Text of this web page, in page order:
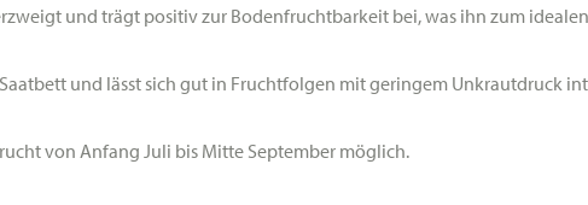
und trägt positiv zur Bodenfruchtbarkeit bei, was ihn zum
und lässt sich gut in Fruchtfolgen mit geringem Unkrautdruck
von Anfang Juli bis Mitte September möglich.